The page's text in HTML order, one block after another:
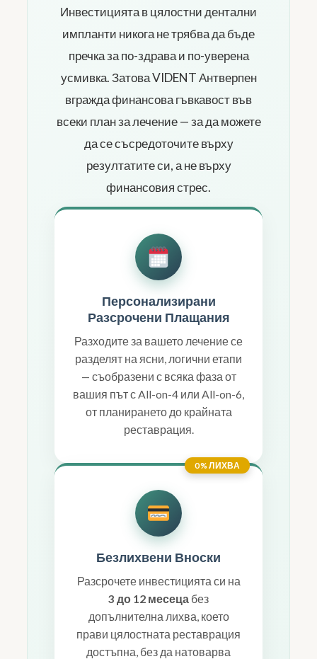
Инвестицията в цялостни дентални
импланти никога не трябва да бъде
пречка за по-здрава и по-уверена
усмивка. Затова VIDENT Антверпен
вгражда финансова гъвкавост във
всеки план за лечение — за да можете
да се съсредоточите върху
резултатите си, а не върху
финансовия стрес.
Персонализирани
Разсрочени Плащания
Разходите за вашето лечение се
разделят на ясни, логични етапи
— съобразени с всяка фаза от
вашия път с All-on-4 или All-on-6,
от планирането до крайната
реставрация.
0% ЛИХВА
Безлихвени Вноски
Разсрочете инвестицията си на
3 до 12 месеца без
допълнителна лихва, което
прави цялостната реставрация
достъпна, без да натоварва